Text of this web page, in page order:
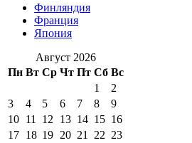
Финляндия
Франция
Япония
Август 2026
Пн Вт Ср Чт Пт Сб Вс
1
2
3
4 5 6 7 8
9
10 11 12 13 14 15 16
17 18 19 20 21 22 23